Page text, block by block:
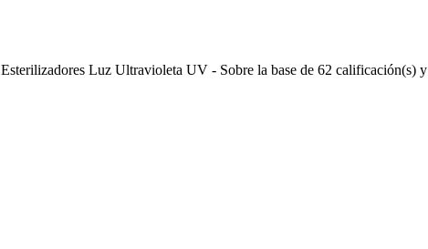
Esterilizadores Luz Ultravioleta UV - Sobre la base de 62 calificación(s) y